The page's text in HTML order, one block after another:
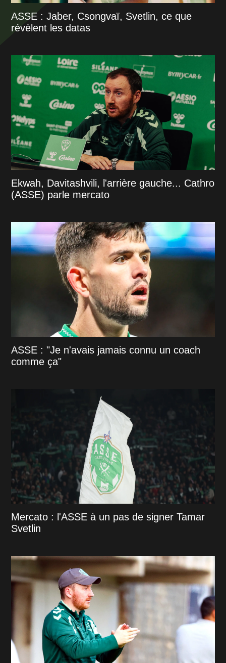
ASSE : Jaber, Csongvaï, Svetlin, ce que
révèlent les datas
Ekwah, Davitashvili, l'arrière gauche... Cathro
(ASSE) parle mercato
ASSE : "Je n'avais jamais connu un coach
comme ça"
Mercato : l'ASSE à un pas de signer Tamar
Svetlin